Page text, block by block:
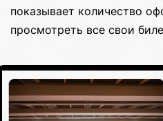
показывает количество
просмотреть все свои